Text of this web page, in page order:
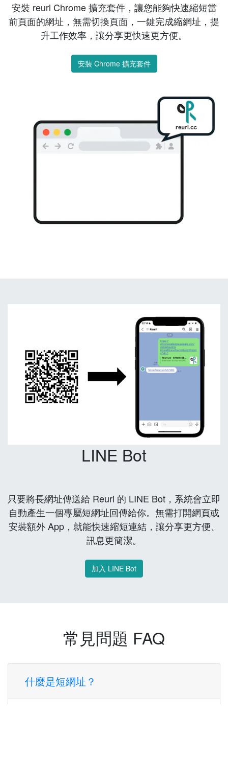
安裝 reurl Chrome 擴充套件，讓您能夠快速縮短當
前頁面的網址，無需切換頁面，一鍵完成縮網址，提
升工作效率，讓分享更快速更方便。
安裝 Chrome 擴充套件
LINE Bot
只要將長網址傳送給 Reurl 的 LINE Bot，系統會立即
自動產生一個專屬短網址回傳給你。無需打開網頁或
安裝額外 App，就能快速縮短連結，讓分享更方便、
訊息更簡潔。
加入 LINE Bot
常見問題 FAQ
什麼是短網址？